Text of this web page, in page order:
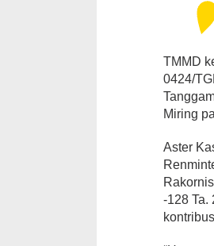
TMMD
0424/
Miring
Aster
-128 Ta.